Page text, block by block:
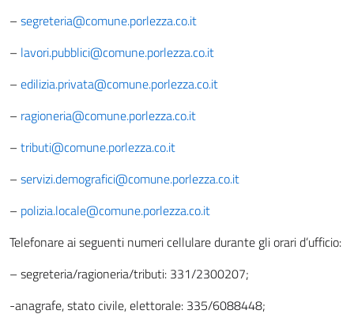
– segreteria@comune.porlezza.co.it
– lavori.pubblici@comune.porlezza.co.it
– edilizia.privata@comune.porlezza.co.it
– ragioneria@comune.porlezza.co.it
– tributi@comune.porlezza.co.it
– servizi.demografici@comune.porlezza.co.it
– polizia.locale@comune.porlezza.co.it
Telefonare ai seguenti numeri cellulare durante gli orari d’ufficio:
– segreteria/ragioneria/tributi: 331/2300207;
-anagrafe, stato civile, elettorale: 335/6088448;